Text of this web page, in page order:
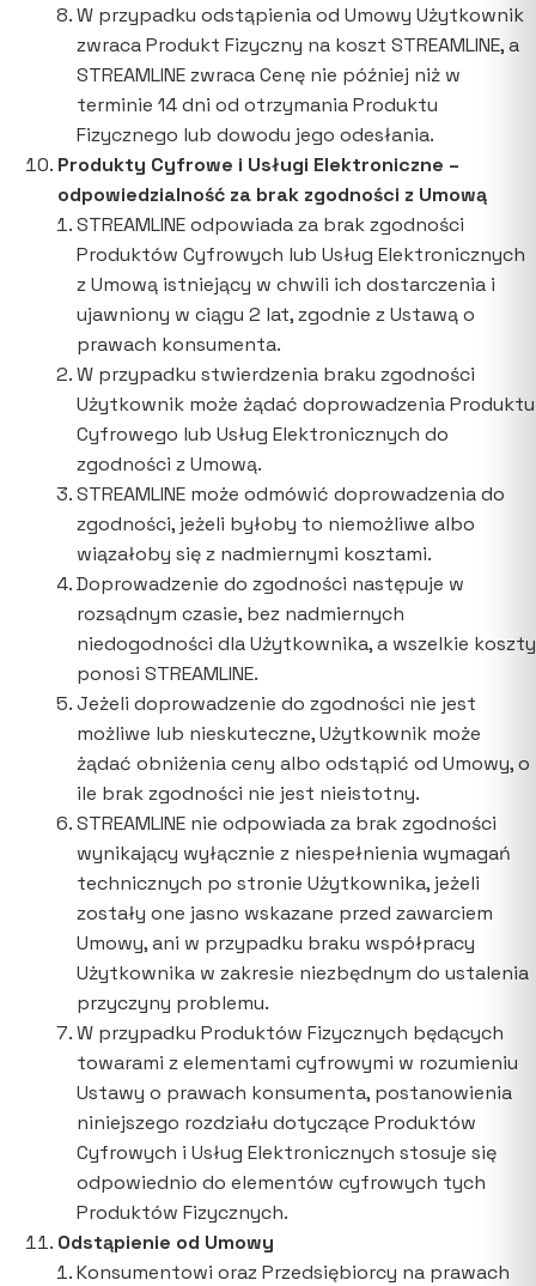
W przypadku odstąpienia od Umowy Użytkownik
zwraca Produkt Fizyczny na koszt STREAMLINE, a
STREAMLINE zwraca Cenę nie później niż w
terminie 14 dni od otrzymania Produktu
Fizycznego lub dowodu jego odesłania.
Produkty Cyfrowe i Usługi Elektroniczne –
odpowiedzialność za brak zgodności z Umową
STREAMLINE odpowiada za brak zgodności
Produktów Cyfrowych lub Usług Elektronicznych
z Umową istniejący w chwili ich dostarczenia i
ujawniony w ciągu 2 lat, zgodnie z Ustawą o
prawach konsumenta.
W przypadku stwierdzenia braku zgodności
Użytkownik może żądać doprowadzenia Produktu
Cyfrowego lub Usług Elektronicznych do
zgodności z Umową.
STREAMLINE może odmówić doprowadzenia do
zgodności, jeżeli byłoby to niemożliwe albo
wiązałoby się z nadmiernymi kosztami.
Doprowadzenie do zgodności następuje w
rozsądnym czasie, bez nadmiernych
niedogodności dla Użytkownika, a wszelkie koszty
ponosi STREAMLINE.
Jeżeli doprowadzenie do zgodności nie jest
możliwe lub nieskuteczne, Użytkownik może
żądać obniżenia ceny albo odstąpić od Umowy, o
ile brak zgodności nie jest nieistotny.
STREAMLINE nie odpowiada za brak zgodności
wynikający wyłącznie z niespełnienia wymagań
technicznych po stronie Użytkownika, jeżeli
zostały one jasno wskazane przed zawarciem
Umowy, ani w przypadku braku współpracy
Użytkownika w zakresie niezbędnym do ustalenia
przyczyny problemu.
W przypadku Produktów Fizycznych będących
towarami z elementami cyfrowymi w rozumieniu
Ustawy o prawach konsumenta, postanowienia
niniejszego rozdziału dotyczące Produktów
Cyfrowych i Usług Elektronicznych stosuje się
odpowiednio do elementów cyfrowych tych
Produktów Fizycznych.
Odstąpienie od Umowy
Konsumentowi oraz Przedsiębiorcy na prawach